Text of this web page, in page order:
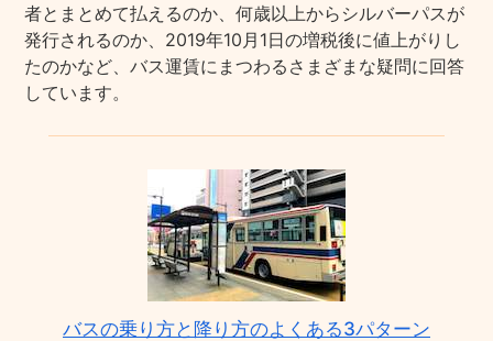
者とまとめて払えるのか、何歳以上からシルバーパスが
発行されるのか、2019年10月1日の増税後に値上がりし
たのかなど、バス運賃にまつわるさまざまな疑問に回答
しています。
バスの乗り方と降り方のよくある3パターン